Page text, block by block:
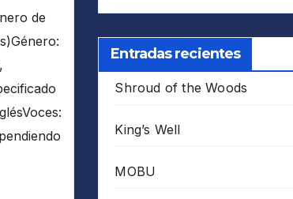
de
Entradas recientes
Shroud of the Woods
King’s Well
MOBU